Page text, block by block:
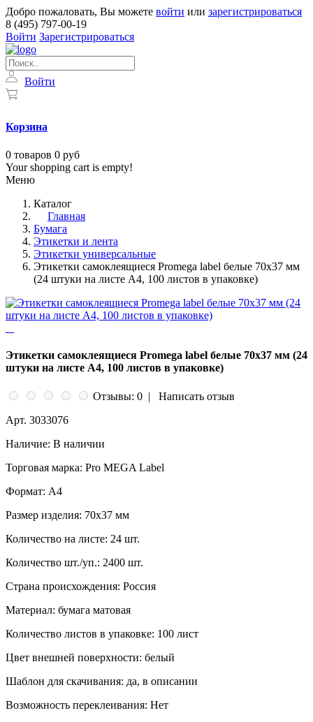
Добро пожаловать, Вы можете войти или зарегистрироваться
8 (495) 797-00-19
Войти Зарегистрироваться
Войти
Корзина
0 товаров 0 руб
Your shopping cart is empty!
Меню
Каталог
Главная
Бумага
Этикетки и лента
Этикетки универсальные
Этикетки самоклеящиеся Promega label белые 70х37 мм
(24 штуки на листе А4, 100 листов в упаковке)
Этикетки самоклеящиеся Promega label белые 70х37 мм (24
штуки на листе А4, 100 листов в упаковке)
Отзывы: 0 |
Написать отзыв
Арт. 3033076
Наличие: В наличии
Торговая марка: Pro MEGA Label
Формат: A4
Размер изделия: 70x37 мм
Количество на листе: 24 шт.
Количество шт./уп.: 2400 шт.
Страна происхождения: Россия
Материал: бумага матовая
Количество листов в упаковке: 100 лист
Цвет внешней поверхности: белый
Шаблон для скачивания: да, в описании
Возможность переклеивания: Нет